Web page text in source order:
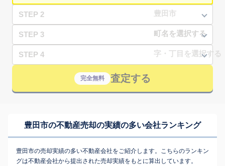
STEP 2
STEP 3
STEP 4
完全無料 査定する
豊田市の不動産売却の実績の多い会社ランキング
豊田市の売却実績の多い不動産会社をご紹介します。こちらのランキン
グは不動産会社から提出された売却実績をもとに算出しています。